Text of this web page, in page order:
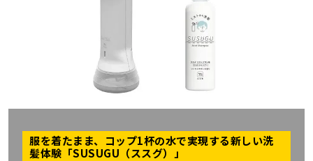
服を着たまま、コップ1杯の水で実現する新しい洗
髪体験「SUSUGU（ススグ）」